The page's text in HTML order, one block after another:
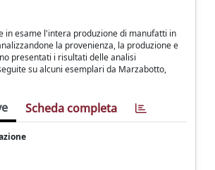
in esame l'intera produzione di manufatti in
la provenienza, la produzione e
presentati i risultati delle analisi
su alcuni esemplari da Marzabotto,
Scheda completa